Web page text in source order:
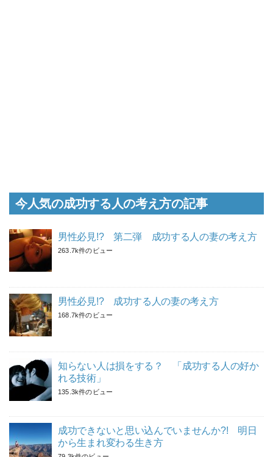
今人気の成功する人の考え方の記事
男性必見!? 第二弾 成功する人の妻の考え方
263.7k件のビュー
男性必見!? 成功する人の妻の考え方
168.7k件のビュー
知らない人は損をする？ 「成功する人の好か
れる技術」
135.3k件のビュー
成功できないと思い込んでいませんか?! 明日
から生まれ変わる生き方